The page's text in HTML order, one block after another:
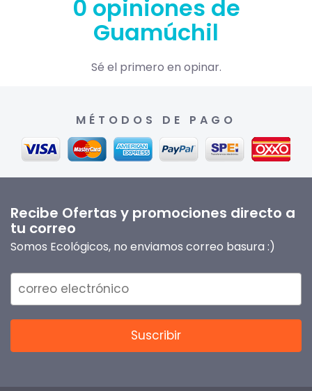
0 opiniones de
Guamúchil
Sé el primero en opinar.
MÉTODOS DE PAGO
Recibe Ofertas y promociones directo a
tu correo
Somos Ecológicos, no enviamos correo basura :)